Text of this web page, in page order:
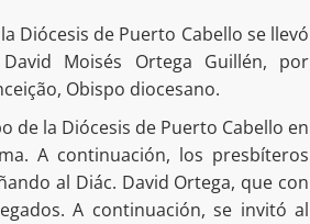
Diócesis de Puerto Cabello se llevó
Moisés Ortega Guillén, por
Obispo diocesano.
de la Diócesis de Puerto Cabello en
A continuación, los presbíteros
al Diác. David Ortega, que con
A continuación, se invitó al